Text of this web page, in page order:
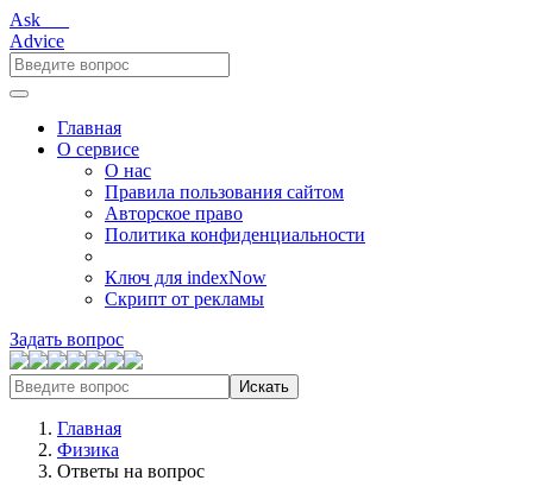
Ask___
Advice
Главная
О сервисе
О нас
Правила пользования сайтом
Авторское право
Политика конфиденциальности
Ключ для indexNow
Скрипт от рекламы
Задать вопрос
Искать
Главная
Физика
Ответы на вопрос